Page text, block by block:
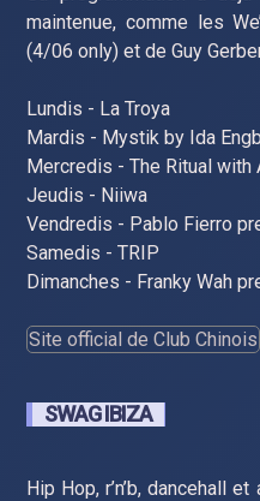
maintenue, comme les
(4/06 only) et de Guy
Lundis - La Troya
Mardis - Mystik by Ida
Mercredis - The Ritual with
Jeudis - Niiwa
Vendredis - Pablo Fierro
Samedis - TRIP
Dimanches - Franky Wah
Site official de Club Chinois
SWAG IBIZA
Hip Hop, r’n’b, dancehall